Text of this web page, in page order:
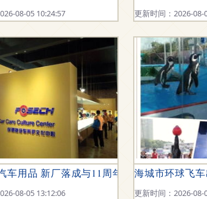
08-05 10:24:57 更新时间：2026-08-
情感价值
车用品 新厂落成与11周年庆典见证品牌崛起
08-05 13:12:06
海城市环球飞
更新时间：2026-08-